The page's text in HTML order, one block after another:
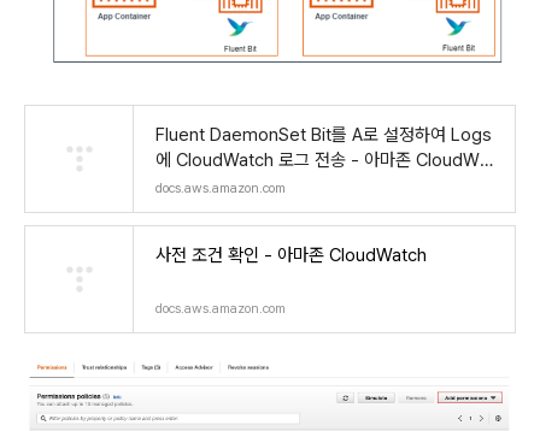
Fluent DaemonSet Bit를 A로 설정하여 Logs
에 CloudWatch 로그 전송 - 아마존 CloudWat
ch
docs.aws.amazon.com
사전 조건 확인 - 아마존 CloudWatch
docs.aws.amazon.com